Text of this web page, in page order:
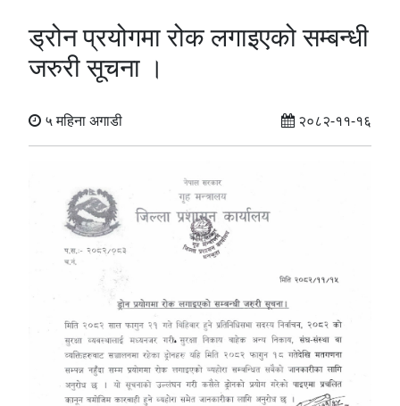
ड्रोन प्रयोगमा रोक लगाइएको सम्बन्धी
जरुरी सूचना ।
५ महिना अगाडी २०८२-११-१६